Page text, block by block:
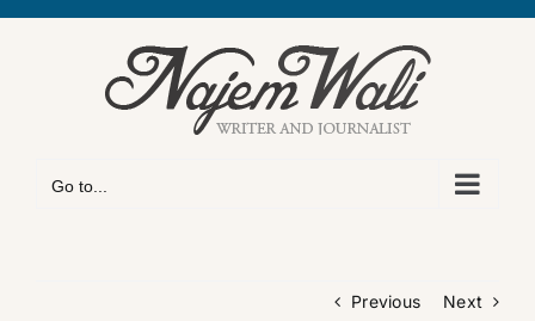
Go to...
Previous Next